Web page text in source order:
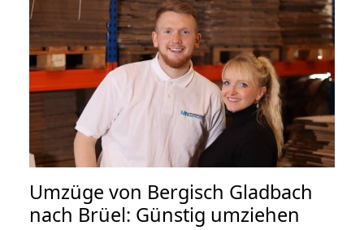
Umzüge von Bergisch Gladbach
nach Brüel: Günstig umziehen